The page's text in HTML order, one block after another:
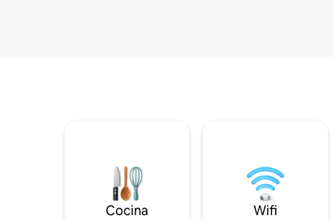
Cocina Wifi